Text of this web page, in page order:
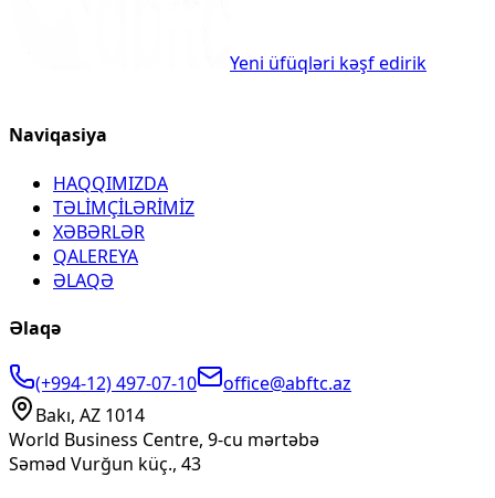
Yeni üfüqləri kəşf edirik
Naviqasiya
HAQQIMIZDA
TƏLİMÇİLƏRİMİZ
XƏBƏRLƏR
QALEREYA
ƏLAQƏ
Əlaqə
(+994-12) 497-07-10
office@abftc.az
Bakı, AZ 1014
World Business Centre, 9-cu mərtəbə
Səməd Vurğun küç., 43